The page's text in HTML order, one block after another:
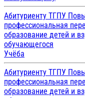
Абитуриенту ТГПУ
профессиональная
образование детей и
обучающегося
Учёба
Абитуриенту ТГПУ
профессиональная
образование детей и